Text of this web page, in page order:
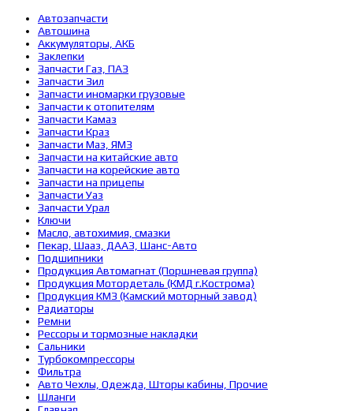
Автозапчасти
Автошина
Аккумуляторы, АКБ
Заклепки
Запчасти Газ, ПАЗ
Запчасти Зил
Запчасти иномарки грузовые
Запчасти к отопителям
Запчасти Камаз
Запчасти Краз
Запчасти Маз, ЯМЗ
Запчасти на китайские авто
Запчасти на корейские авто
Запчасти на прицепы
Запчасти Уаз
Запчасти Урал
Ключи
Масло, автохимия, смазки
Пекар, Шааз, ДААЗ, Шанс-Авто
Подшипники
Продукция Автомагнат (Поршневая группа)
Продукция Мотордеталь (КМД г.Кострома)
Продукция КМЗ (Камский моторный завод)
Радиаторы
Ремни
Рессоры и тормозные накладки
Сальники
Турбокомпрессоры
Фильтра
Авто Чехлы, Одежда, Шторы кабины, Прочие
Шланги